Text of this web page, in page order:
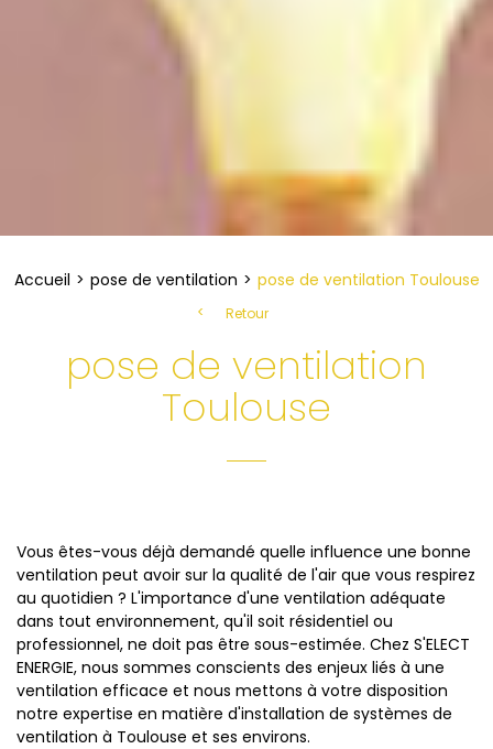
Accueil pose de ventilation pose de ventilation Toulouse
Retour
pose de ventilation
Toulouse
Vous êtes-vous déjà demandé quelle influence une bonne
ventilation peut avoir sur la qualité de l'air que vous respirez
au quotidien ? L'importance d'une ventilation adéquate
dans tout environnement, qu'il soit résidentiel ou
professionnel, ne doit pas être sous-estimée. Chez S'ELECT
ENERGIE, nous sommes conscients des enjeux liés à une
ventilation efficace et nous mettons à votre disposition
notre expertise en matière d'installation de systèmes de
ventilation à Toulouse et ses environs.